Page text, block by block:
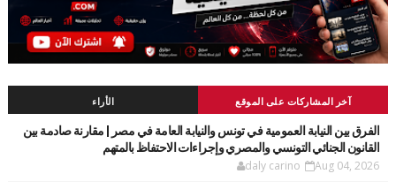
آخر المشاركات على الموقع الأراء
الفرق بين النيابة العمومية في تونس والنيابة العامة في مصر | مقارنة صادمة بين
القانون الجنائي التونسي والمصري وإجراءات الاحتفاظ بالمتهم
daly carino Aug 04, 2026